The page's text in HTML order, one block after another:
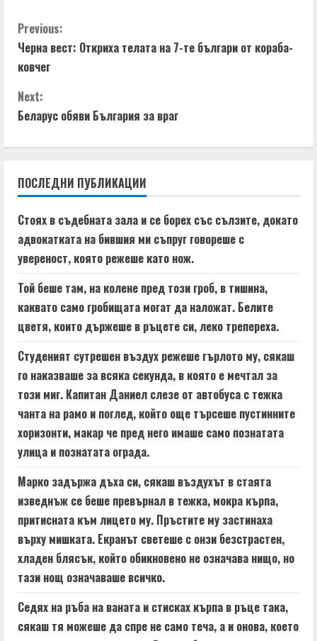
C
o
n
t
i
n
u
e
R
e
a
d
i
n
g
Previous:
Черна вест: Откриха телата на 7-те българи от кораба-
ковчег
Next:
Беларус обяви България за враг
ПОСЛЕДНИ ПУБЛИКАЦИИ
Стоях в съдебната зала и се борех със сълзите, докато
адвокатката на бившия ми съпруг говореше с
увереност, която режеше като нож.
Той беше там, на колене пред този гроб, в тишина,
каквато само гробищата могат да наложат. Белите
цветя, които държеше в ръцете си, леко трепереха.
Студеният сутрешен въздух режеше гърлото му, сякаш
го наказваше за всяка секунда, в която е мечтал за
този миг. Капитан Даниел слезе от автобуса с тежка
чанта на рамо и поглед, който още търсеше пустинните
хоризонти, макар че пред него имаше само познатата
улица и познатата ограда.
Марко задържа дъха си, сякаш въздухът в стаята
изведнъж се беше превърнал в тежка, мокра кърпа,
притисната към лицето му. Пръстите му застинаха
върху мишката. Екранът светеше с онзи безстрастен,
хладен блясък, който обикновено не означава нищо, но
тази нощ означаваше всичко.
Седях на ръба на ваната и стисках кърпа в ръце така,
сякаш тя можеше да спре не само теча, а и онова, което